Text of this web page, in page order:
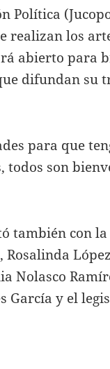
Política
realizan los
abierto para
difundan su
para que
todos son
también con
Nolasco
García y el